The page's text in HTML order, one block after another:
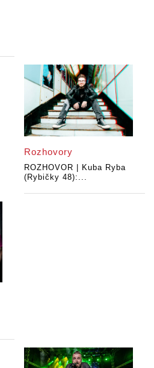
Rozhovory
ROZHOVOR | Kuba Ryba
(Rybičky 48):...